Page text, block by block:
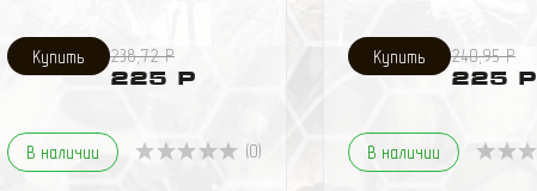
238,72 Р
225 Р
В наличии (0)
240,95 Р
225 Р
В наличии